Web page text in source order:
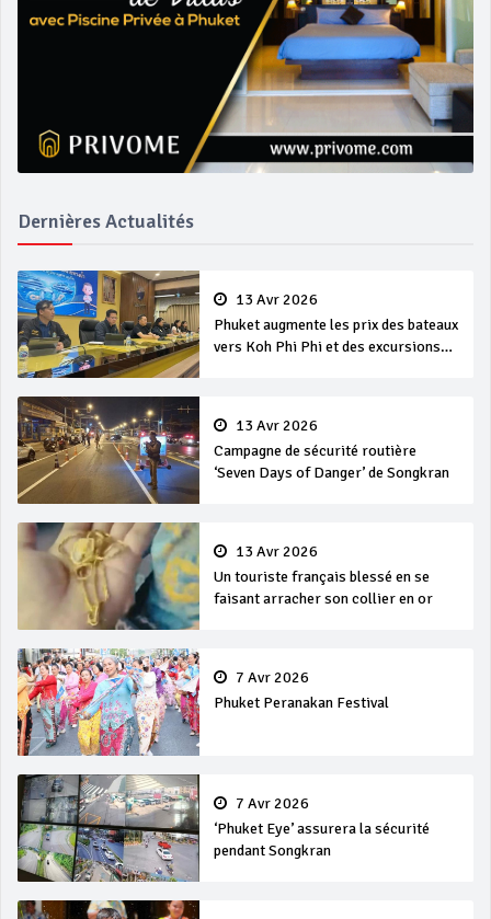
Dernières Actualités
13 Avr 2026
Phuket augmente les prix des bateaux
vers Koh Phi Phi et des excursions
13 Avr 2026
Campagne de sécurité routière
‘Seven Days of Danger’ de Songkran
13 Avr 2026
Un touriste français blessé en se
faisant arracher son collier en or
7 Avr 2026
Phuket Peranakan Festival
7 Avr 2026
‘Phuket Eye’ assurera la sécurité
pendant Songkran